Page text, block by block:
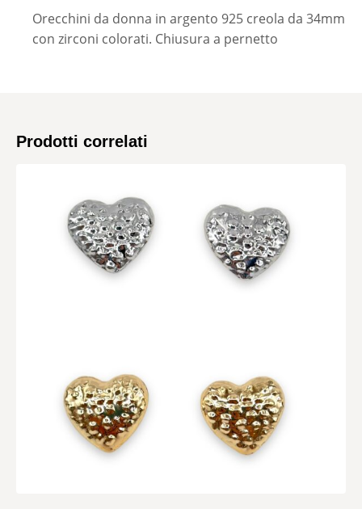
Orecchini da donna in argento 925 creola da 34mm
con zirconi colorati. Chiusura a pernetto
Prodotti correlati